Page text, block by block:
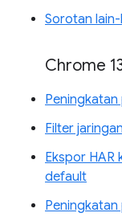
Sorotan lain-
Chrome
Peningkatan
Filter
Ekspor HAR
default
Peningkatan